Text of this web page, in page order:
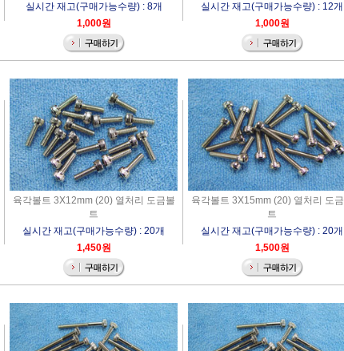
실시간 재고(구매가능수량) : 8개
1,000원
실시간 재고(구매가능수량) : 12개
1,000원
육각볼트 3X12mm (20) 열처리 도금볼
트
실시간 재고(구매가능수량) : 20개
1,450원
육각볼트 3X15mm (20) 열처리 도
트
실시간 재고(구매가능수량) : 20개
1,500원